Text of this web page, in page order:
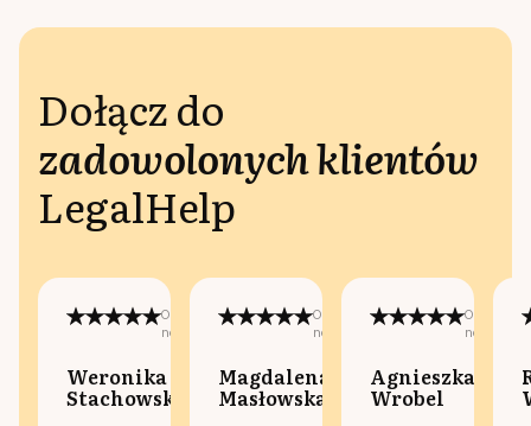
Dołącz do
zadowolonych klientów
LegalHelp
Opublikowano
na:
Weronika
Stachowska
Opublikowano
na:
Magdalena
Masłowska
na:
Agnieszka
Wrobel